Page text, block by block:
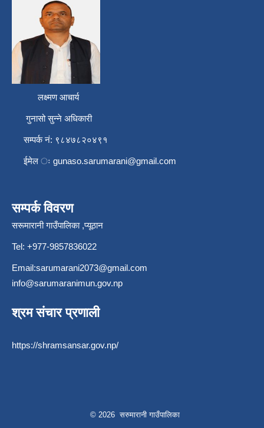
लक्ष्मण आचार्य
गुनासो सुन्ने अधिकारी
सम्पर्क नं: ९८४७८२०४९१
ईमेल ः gunaso.sarumarani@gmail.com
सम्पर्क विवरण
सरूमारानी गाउँपालिका ,प्यूठान
Tel: +977-9857836022
Email:sarumarani2073@gmail.com
info@sarumaranimun.gov.np
श्रम संचार प्रणाली
https://shramsansar.gov.np/
© 2026 सरुमारानी गाउँपालिका